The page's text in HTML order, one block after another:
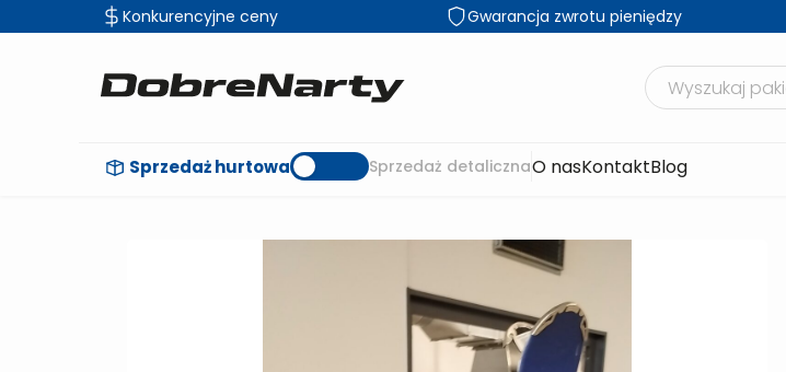
Konkurencyjne ceny Gwarancja zwrotu pieniędzy
Szukaj
Sprzedaż hurtowa Sprzedaż detalicznaO nasKontaktBlog